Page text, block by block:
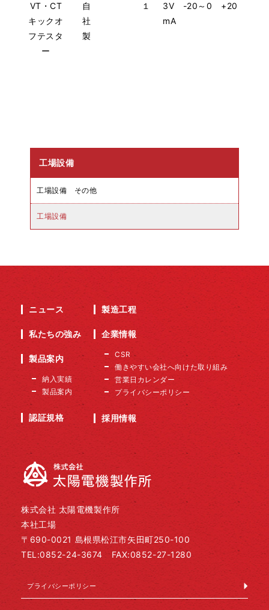
VT・CT
キックオ
フテスタ
ー
自
社
製
１
3V -20～0 +20
mA
工場設備
工場設備 その他
工場設備
株式会社 太陽電機製作所
本社工場
〒690-0021 島根県松江市矢田町250-100
TEL:0852-24-3674 FAX:0852-27-1280
プライバシーポリシー
ニュース
私たちの強み
製品案内
納入実績
製品案内
認証規格
製造工程
企業情報
CSR
働きやすい会社へ向けた取り組み
営業日カレンダー
プライバシーポリシー
採用情報